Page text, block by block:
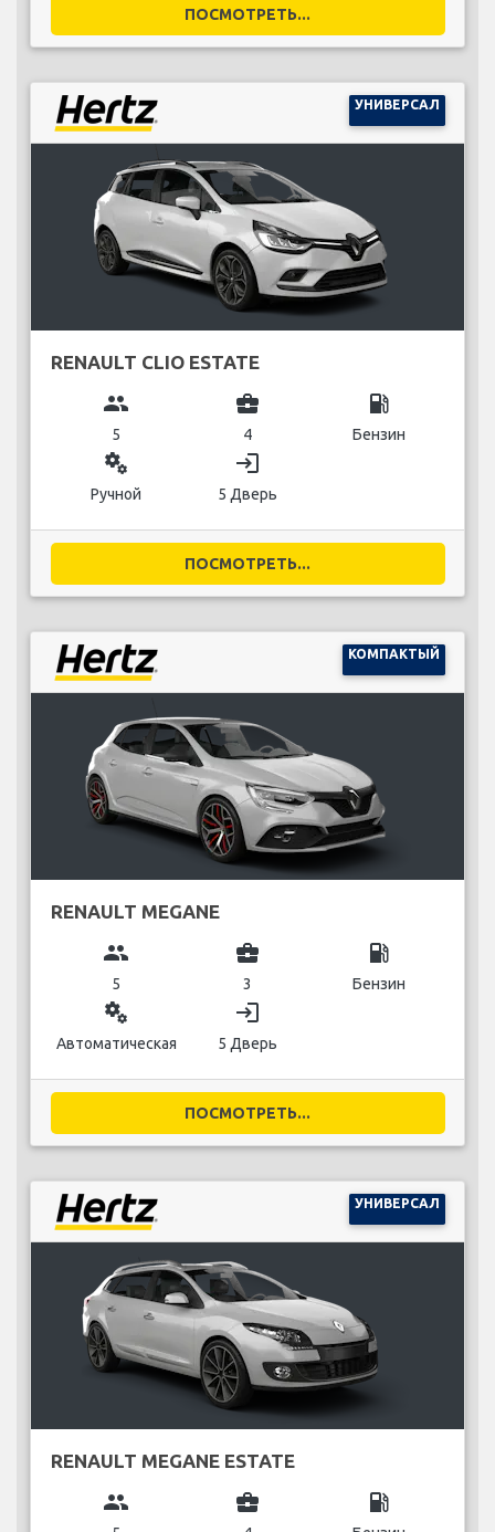
ПОСМОТРЕТЬ...
УНИВЕРСАЛ
RENAULT CLIO ESTATE
group
5
business_center
4
local_gas_station
Бензин
miscellaneous_services
Ручной
login
5 Дверь
ПОСМОТРЕТЬ...
КОМПАКТЫЙ
RENAULT MEGANE
group
5
business_center
3
local_gas_station
Бензин
miscellaneous_services
Автоматическая
login
5 Дверь
ПОСМОТРЕТЬ...
УНИВЕРСАЛ
RENAULT MEGANE ESTATE
group business_center local_gas_station